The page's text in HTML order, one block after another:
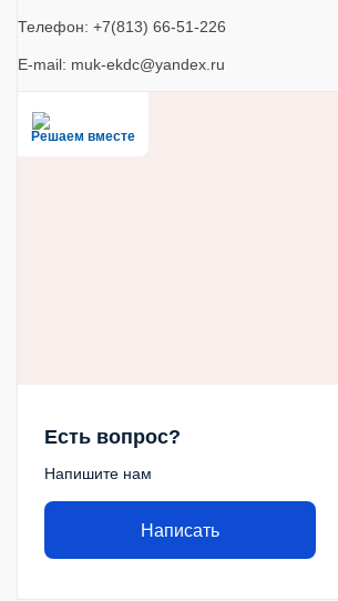
Телефон: +7(813) 66-51-226
E-mail: muk-ekdc@yandex.ru
Решаем вместе
Есть вопрос?
Напишите нам
Написать